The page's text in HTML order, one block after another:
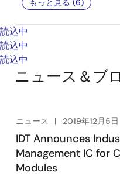
もっと見る (6)
読込中
読込中
読込中
ニュース＆ブ
ニュース 2019年12月5日
IDT Announces
Management IC for
Modules